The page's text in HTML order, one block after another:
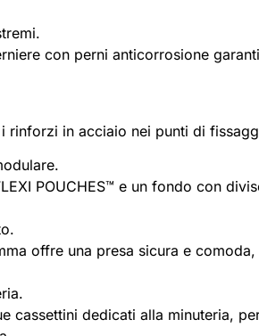
con perni anticorrosione
rinforzi in acciaio nei punti di
POUCHES™ e un fondo con
offre una presa sicura e
cassettini dedicati alla minuteria,